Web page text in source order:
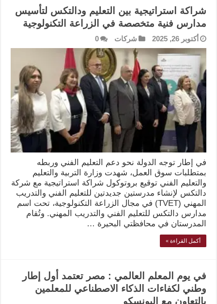
شراكة استراتيجية بين التعليم ودالتكس لتأسيس
مدارس فنية متخصصة في الزراعة التكنولوجية
أكتوبر 26, 2025 شركات 0
في إطار توجه الدولة نحو دعم التعليم الفني وربطه
بمتطلبات سوق العمل، شهدت وزارة التربية والتعليم
والتعليم الفني توقيع بروتوكول شراكة استراتيجية مع شركة
دالتكس لإنشاء مدرستين جديدتين للتعليم الفني والتدريب
المهني (TVET) في مجال الزراعة التكنولوجية، تحت اسم
مدارس دالتكس للتعليم الفني والتدريب المهني. وتُقام
المدرستان في محافظتي البحيرة …
أكمل القراءة »
في يوم المعلم العالمي : مصر تعتمد أول إطار
وطني لكفاءات الذكاء الاصطناعي للمعلمين
بالتعاون مع اليونسكو